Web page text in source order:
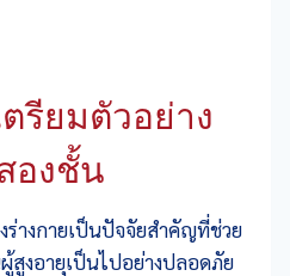
รียมตัวอย่าง
องชั้น
ร่างกายเป็นปัจจัยสำคัญที่ช่วย
สูงอายุเป็นไปอย่างปลอดภัย